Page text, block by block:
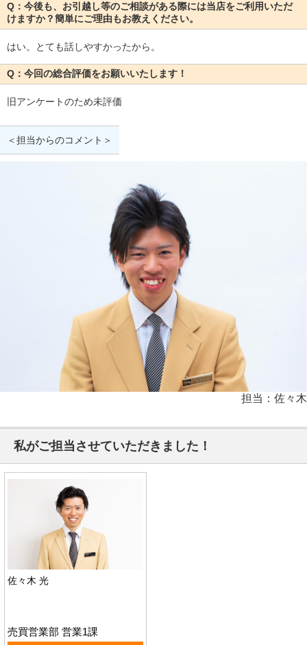
Q：今後も、お引越し等のご相談がある際には当店をご利用いただ
けますか？簡単にご理由もお教えください。
はい。とても話しやすかったから。
Q：今回の総合評価をお願いいたします！
旧アンケートのため未評価
＜担当からのコメント＞
担当：佐々木
私がご担当させていただきました！
佐々木 光
売買営業部 営業1課